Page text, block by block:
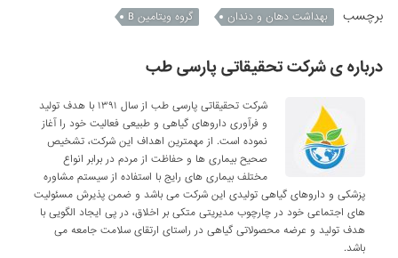
برچسب بهداشت دهان و دندان گروه ویتامین B
درباره ی شرکت تحقیقاتی پارسی طب
شرکت تحقیقاتی پارسی طب از سال ۱۳۹۱ با هدف تولید
و فرآوری داروهای گیاهی و طبیعی فعالیت خود را آغاز
نموده است. از مهمترین اهداف این شرکت، تشخیص
صحیح بیماری ها و حفاظت از مردم در برابر انواع
مختلف بیماری های رایج با استفاده از سیستم مشاوره
پزشکی و داروهای گیاهی تولیدی این شرکت می باشد و ضمن پذیرش مسئولیت
های اجتماعی خود در چارچوب مدیریتی متکی بر اخلاق، در پی ایجاد الگویی با
هدف تولید و عرضه محصولاتی گیاهی در راستای ارتقای سلامت جامعه می
باشد.